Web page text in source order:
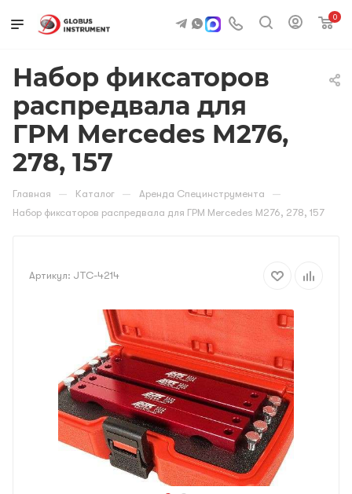
0
Набор фиксаторов
распредвала для
ГРМ Mercedes M276,
278, 157
Главная — Каталог — Аренда Специнструмента —
Набор фиксаторов распредвала для ГРМ Mercedes M276, 278, 157
Артикул: JTC-4214